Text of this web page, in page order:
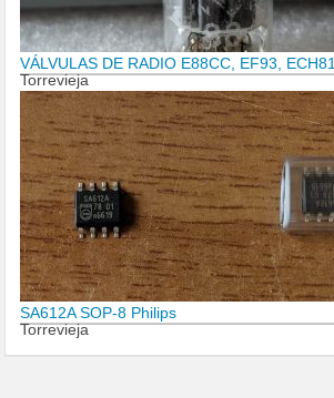
VÁLVULAS DE RADIO E88CC, EF93, ECH81
Torrevieja
SA612A SOP-8 Philips
Torrevieja